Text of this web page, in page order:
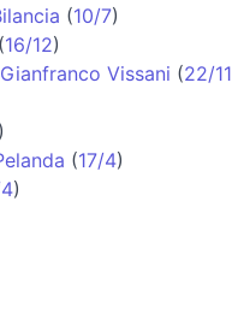
(10/7)
(16/12)
Gianfranco Vissani (22/11
)
(17/4)
)